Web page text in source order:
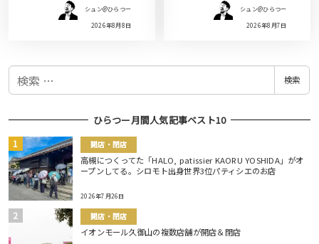
シュン@ひらつー
2026年8月8日
シュン@ひらつー
2026年8月7日
検
検索
ひらつー月間人気記事ベスト10
開店・閉店
高槻につくってた「HALO, patissier KAORU YOSHIDA」がオ
ープンしてる。シロモト出身世界3位パティシエのお店
2026年7月26日
開店・閉店
イオンモール久御山の複数店舗が開店＆閉店